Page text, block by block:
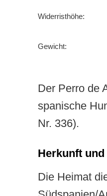
Widerristhöhe:
Gewicht:
Der Perro de
spanische
Nr. 336).
Herkunft
Die Heimat